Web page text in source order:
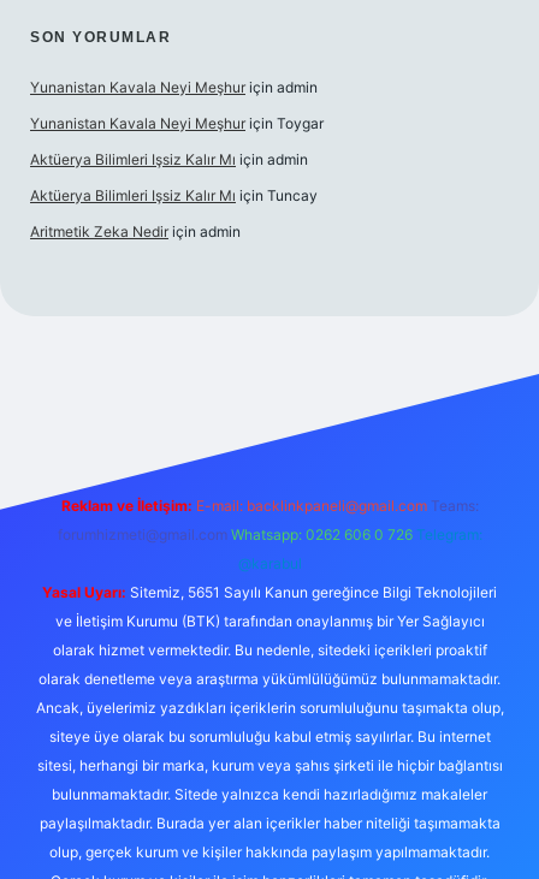
SON YORUMLAR
Yunanistan Kavala Neyi Meşhur için admin
Yunanistan Kavala Neyi Meşhur için Toygar
Aktüerya Bilimleri Işsiz Kalır Mı için admin
Aktüerya Bilimleri Işsiz Kalır Mı için Tuncay
Aritmetik Zeka Nedir için admin
Reklam ve İletişim: E-mail: backlinkpaneli@gmail.com Teams:
forumhizmeti@gmail.com Whatsapp: 0262 606 0 726 Telegram:
@karabul
Yasal Uyarı: Sitemiz, 5651 Sayılı Kanun gereğince Bilgi Teknolojileri
ve İletişim Kurumu (BTK) tarafından onaylanmış bir Yer Sağlayıcı
olarak hizmet vermektedir. Bu nedenle, sitedeki içerikleri proaktif
olarak denetleme veya araştırma yükümlülüğümüz bulunmamaktadır.
Ancak, üyelerimiz yazdıkları içeriklerin sorumluluğunu taşımakta olup,
siteye üye olarak bu sorumluluğu kabul etmiş sayılırlar. Bu internet
sitesi, herhangi bir marka, kurum veya şahıs şirketi ile hiçbir bağlantısı
bulunmamaktadır. Sitede yalnızca kendi hazırladığımız makaleler
paylaşılmaktadır. Burada yer alan içerikler haber niteliği taşımamakta
olup, gerçek kurum ve kişiler hakkında paylaşım yapılmamaktadır.